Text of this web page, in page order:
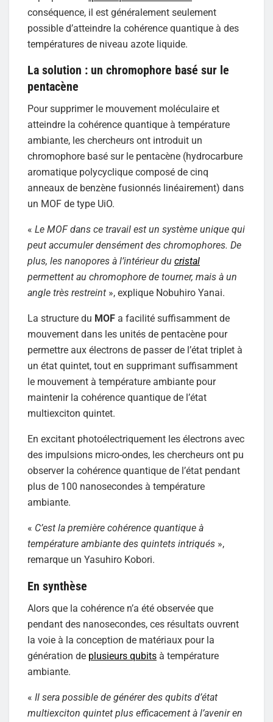
conséquence, il est généralement seulement
possible d’atteindre la cohérence quantique à des
températures de niveau azote liquide.
La solution : un chromophore basé sur le
pentacène
Pour supprimer le mouvement moléculaire et
atteindre la cohérence quantique à température
ambiante, les chercheurs ont introduit un
chromophore basé sur le pentacène (hydrocarbure
aromatique polycyclique composé de cinq
anneaux de benzène fusionnés linéairement) dans
un MOF de type UiO.
« Le MOF dans ce travail est un système unique qui
peut accumuler densément des chromophores. De
plus, les nanopores à l’intérieur du cristal
permettent au chromophore de tourner, mais à un
angle très restreint », explique Nobuhiro Yanai.
La structure du MOF a facilité suffisamment de
mouvement dans les unités de pentacène pour
permettre aux électrons de passer de l’état triplet à
un état quintet, tout en supprimant suffisamment
le mouvement à température ambiante pour
maintenir la cohérence quantique de l’état
multiexciton quintet.
En excitant photoélectriquement les électrons avec
des impulsions micro-ondes, les chercheurs ont pu
observer la cohérence quantique de l’état pendant
plus de 100 nanosecondes à température
ambiante.
« C’est la première cohérence quantique à
température ambiante des quintets intriqués »,
remarque un Yasuhiro Kobori.
En synthèse
Alors que la cohérence n’a été observée que
pendant des nanosecondes, ces résultats ouvrent
la voie à la conception de matériaux pour la
génération de plusieurs qubits à température
ambiante.
« Il sera possible de générer des qubits d’état
multiexciton quintet plus efficacement à l’avenir en